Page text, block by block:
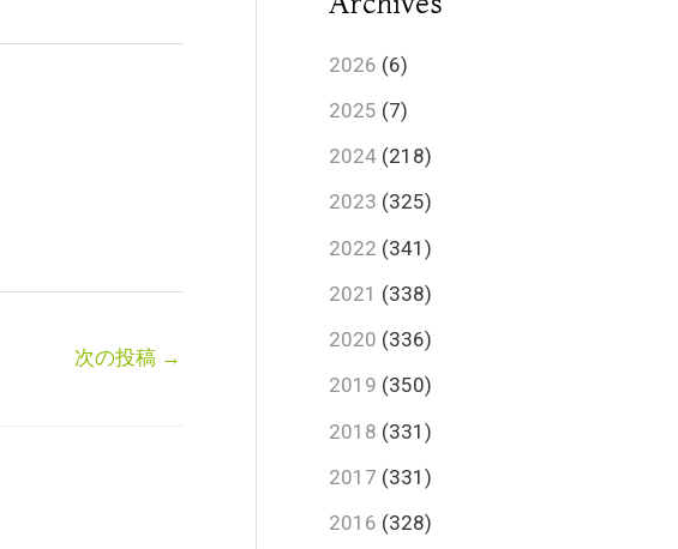
次の投稿 →
2026 (6)
2025 (7)
2024 (218)
2023 (325)
2022 (341)
2021 (338)
2020 (336)
2019 (350)
2018 (331)
2017 (331)
2016 (328)